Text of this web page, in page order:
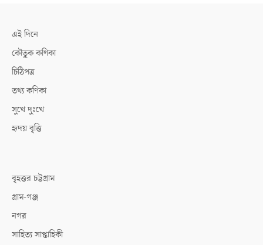
এই দিনে
কৌতুক কণিকা
চিঠিপত্র
তথ্য কণিকা
সুখে দুঃখে
হৃদয় বৃত্তি
বৃহত্তর চট্টগ্রাম
গ্রাম-গঞ্জ
নগর
সাহিত্য সাপ্তাহিকী